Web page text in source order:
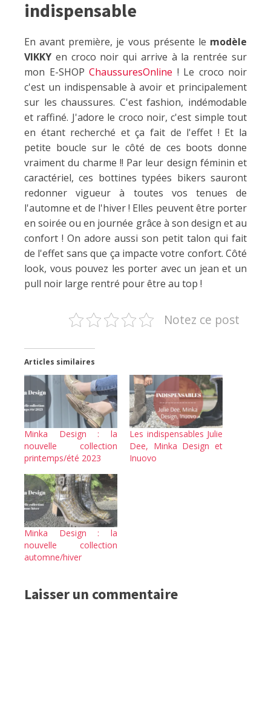
indispensable
En avant première, je vous présente le modèle
VIKKY en croco noir qui arrive à la rentrée sur
mon E-SHOP ChaussuresOnline ! Le croco noir
c'est un indispensable à avoir et principalement
sur les chaussures. C'est fashion, indémodable
et raffiné. J'adore le croco noir, c'est simple tout
en étant recherché et ça fait de l'effet ! Et la
petite boucle sur le côté de ces boots donne
vraiment du charme !! Par leur design féminin et
caractériel, ces bottines typées bikers sauront
redonner vigueur à toutes vos tenues de
l'automne et de l'hiver ! Elles peuvent être porter
en soirée ou en journée grâce à son design et au
confort ! On adore aussi son petit talon qui fait
de l'effet sans que ça impacte votre confort. Côté
look, vous pouvez les porter avec un jean et un
pull noir large rentré pour être au top !
Notez ce post
Articles similaires
Minka Design : la
nouvelle collection
printemps/été 2023
Les indispensables Julie
Dee, Minka Design et
Inuovo
Minka Design : la
nouvelle collection
automne/hiver
Laisser un commentaire